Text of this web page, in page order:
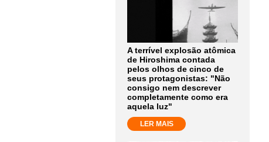
A terrível explosão atômica
de Hiroshima contada
pelos olhos de cinco de
seus protagonistas: "Não
consigo nem descrever
completamente como era
aquela luz"
LER MAIS